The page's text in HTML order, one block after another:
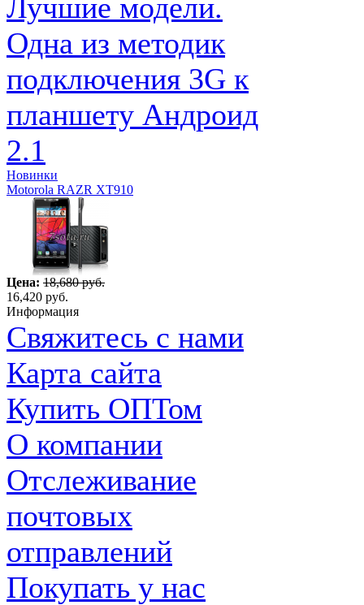
Лучшие модели.
Одна из методик
подключения 3G к
планшету Андроид
2.1
Новинки
Motorola RAZR XT910
Цена: 18,680 руб.
16,420 руб.
Информация
Свяжитесь с нами
Карта сайта
Купить ОПТом
О компании
Отслеживание
почтовых
отправлений
Покупать у нас